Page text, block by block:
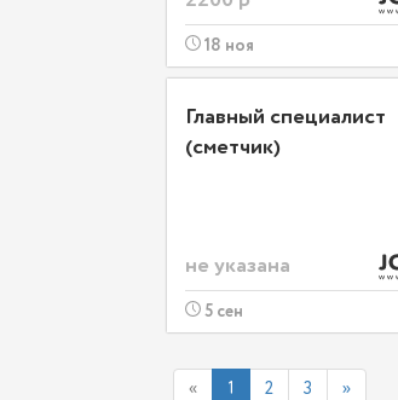
18 ноя
Главный специалист
(сметчик)
не указана
5 сен
« 1 2 3 »